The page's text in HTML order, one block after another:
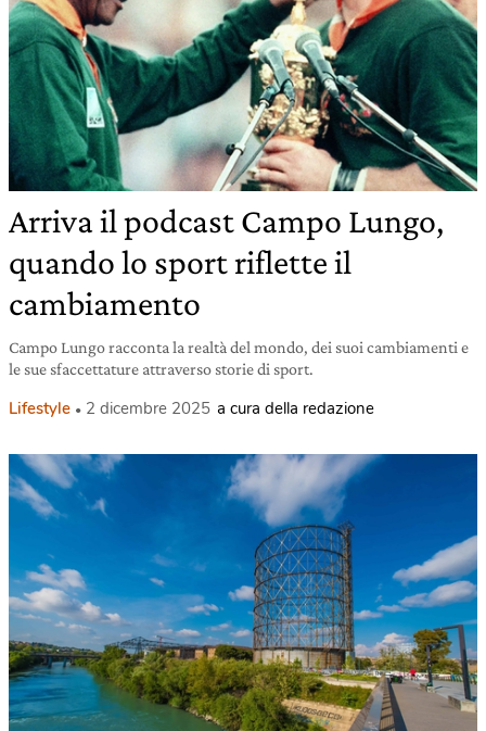
Arriva il podcast Campo Lungo,
quando lo sport riflette il
cambiamento
Campo Lungo racconta la realtà del mondo, dei suoi cambiamenti e
le sue sfaccettature attraverso storie di sport.
Lifestyle 2 dicembre 2025 a cura della redazione